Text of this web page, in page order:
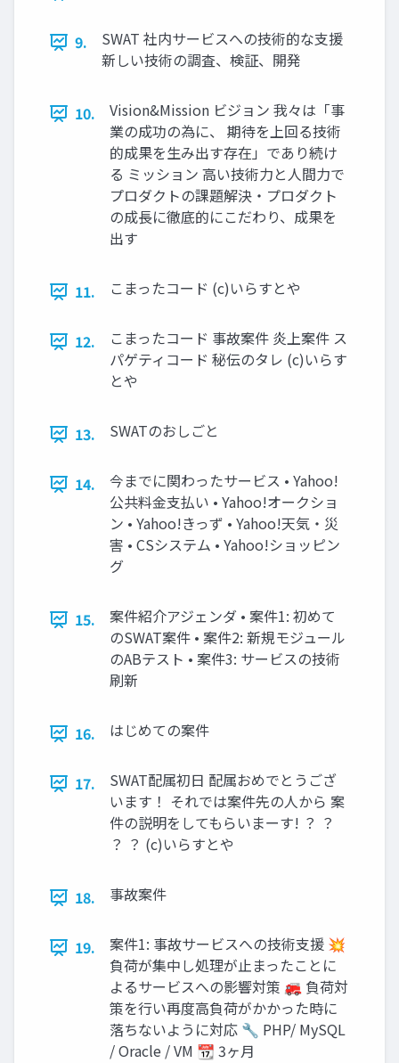
9.
SWAT 社内サービスへの技術的な支援
新しい技術の調査、検証、開発
10.
Vision&Mission ビジョン 我々は「事
業の成功の為に、 期待を上回る技術
的成果を生み出す存在」であり続け
る ミッション 高い技術力と人間力で
プロダクトの課題解決・プロダクト
の成長に徹底的にこだわり、成果を
出す
11. こまったコード (c)いらすとや
12.
こまったコード 事故案件 炎上案件 ス
パゲティコード 秘伝のタレ (c)いらす
とや
13. SWATのおしごと
14.
今までに関わったサービス • Yahoo!
公共料金支払い • Yahoo!オークショ
ン • Yahoo!きっず • Yahoo!天気・災
害 • CSシステム • Yahoo!ショッピン
グ
15.
案件紹介アジェンダ • 案件1: 初めて
のSWAT案件 • 案件2: 新規モジュール
のABテスト • 案件3: サービスの技術
刷新
16. はじめての案件
17.
SWAT配属初日 配属おめでとうござ
います！ それでは案件先の人から 案
件の説明をしてもらいまーす! ？ ？
？ ？ (c)いらすとや
18. 事故案件
19.
案件1: 事故サービスへの技術支援 💥
負荷が集中し処理が止まったことに
よるサービスへの影響対策 🚒 負荷対
策を行い再度高負荷がかかった時に
落ちないように対応 🔧 PHP/ MySQL
/ Oracle / VM 📆 3ヶ月